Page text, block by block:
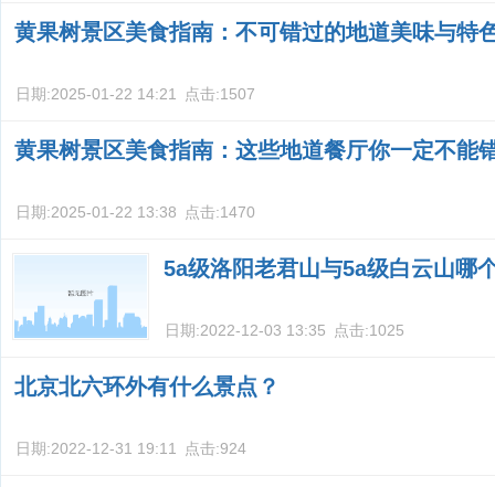
黄果树景区美食指南：不可错过的地道美味与特
日期:2025-01-22 14:21 点击:1507
黄果树景区美食指南：这些地道餐厅你一定不能
日期:2025-01-22 13:38 点击:1470
5a级洛阳老君山与5a级白云山哪
日期:2022-12-03 13:35 点击:1025
北京北六环外有什么景点？
日期:2022-12-31 19:11 点击:924